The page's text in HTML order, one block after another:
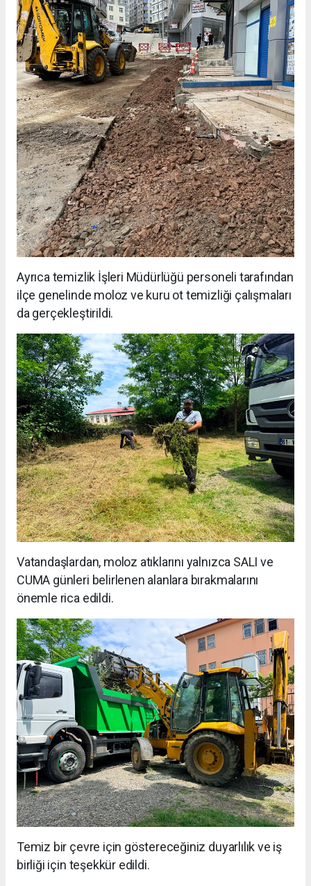
Ayrıca temizlik İşleri Müdürlüğü personeli tarafından
ilçe genelinde moloz ve kuru ot temizliği çalışmaları
da gerçekleştirildi.
Vatandaşlardan, moloz atıklarını yalnızca SALI ve
CUMA günleri belirlenen alanlara bırakmalarını
önemle rica edildi.
Temiz bir çevre için göstereceğiniz duyarlılık ve iş
birliği için teşekkür edildi.